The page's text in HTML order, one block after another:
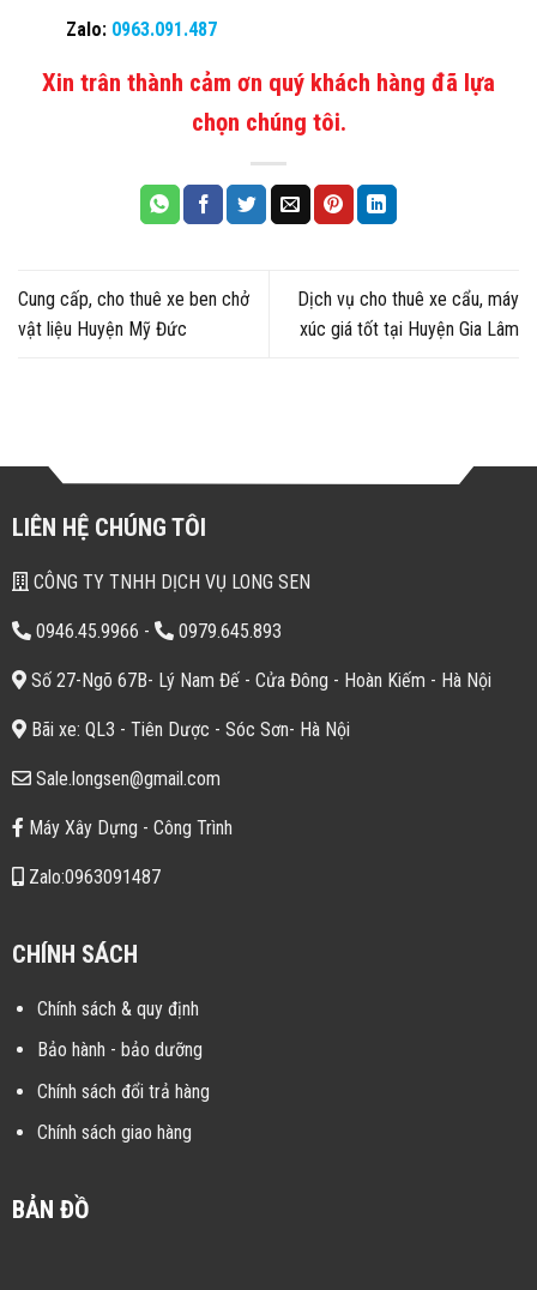
Zalo: 0963.091.487
Xin trân thành cảm ơn quý khách hàng đã lựa
chọn chúng tôi.
Cung cấp, cho thuê xe ben chở
vật liệu Huyện Mỹ Đức
Dịch vụ cho thuê xe cẩu, máy
xúc giá tốt tại Huyện Gia Lâm
LIÊN HỆ CHÚNG TÔI
CÔNG TY TNHH DỊCH VỤ LONG SEN
0946.45.9966 - 0979.645.893
Số 27-Ngõ 67B- Lý Nam Đế - Cửa Đông - Hoàn Kiếm - Hà Nội
Bãi xe: QL3 - Tiên Dược - Sóc Sơn- Hà Nội
Sale.longsen@gmail.com
Máy Xây Dựng - Công Trình
Zalo:0963091487
CHÍNH SÁCH
Chính sách & quy định
Bảo hành - bảo dưỡng
Chính sách đổi trả hàng
Chính sách giao hàng
BẢN ĐỒ